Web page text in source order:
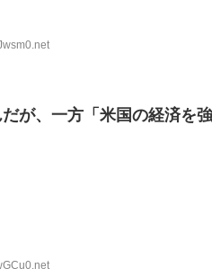
が、一方「米国の経済を強